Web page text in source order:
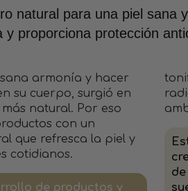
natural para una piel sana
y proporciona protección
armonía y hacer
su cuerpo, surgió en
natural. Por eso
con un
que refresca la piel y
cotidianos.
de productos y